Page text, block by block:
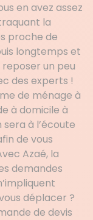
en avez assez
la
proche de
longtemps et
reposer un peu
des experts !
de ménage à
à domicile à
sera à l’écoute
de vous
Azaé, la
demandes
déplacer ?
de devis